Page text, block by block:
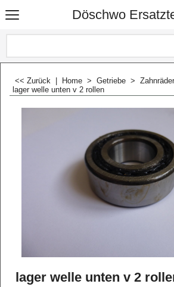
Döschwo
<< Zurück Home > Getriebe > Zahnräder
lager welle unten v 2 rollen
lager welle unten v 2